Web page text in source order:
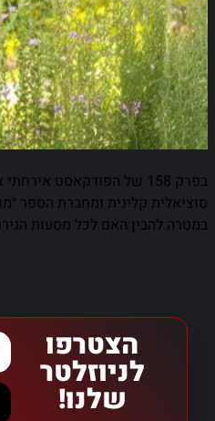
בפרק 158 של הפודקאסט
במטרה להבין האם לכל מסעות
הצטרפו
לניוזלטר
שלנו!